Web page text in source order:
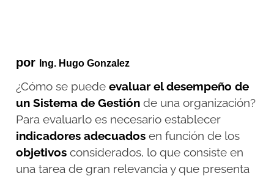
por Ing. Hugo Gonzalez
¿Cómo se puedeevaluar el desempeño de
un Sistema de Gestión de una organización?
Para evaluarlo es necesario establecer
indicadores adecuados en función de los
objetivos considerados, lo que consiste en
una tarea de gran relevancia y que presenta